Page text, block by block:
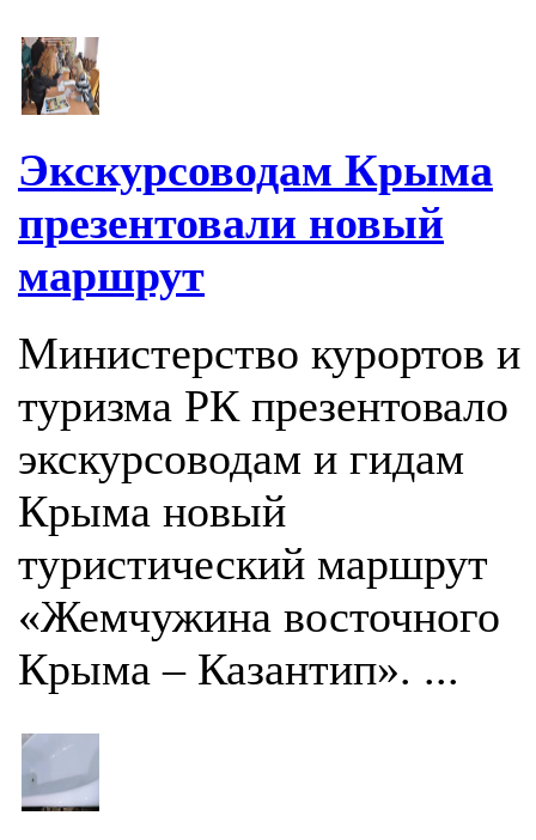
Экскурсоводам Крыма
презентовали новый
маршрут
Министерство курортов и
туризма РК презентовало
экскурсоводам и гидам
Крыма новый
туристический маршрут
«Жемчужина восточного
Крыма – Казантип». ...